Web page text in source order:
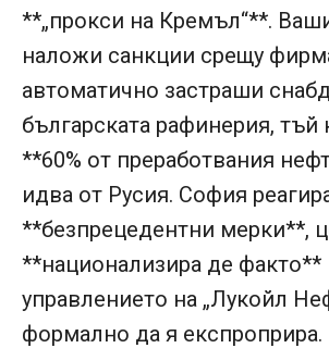
**„прокси на Кремъл“**.
наложи санкции срещу
автоматично застраши
българската рафинерия, тъй
**60% от преработвания
идва от Русия. София
**безпрецедентни мерки**,
**национализира де факто**
управлението на „Лукойл
формално да я експроприра.